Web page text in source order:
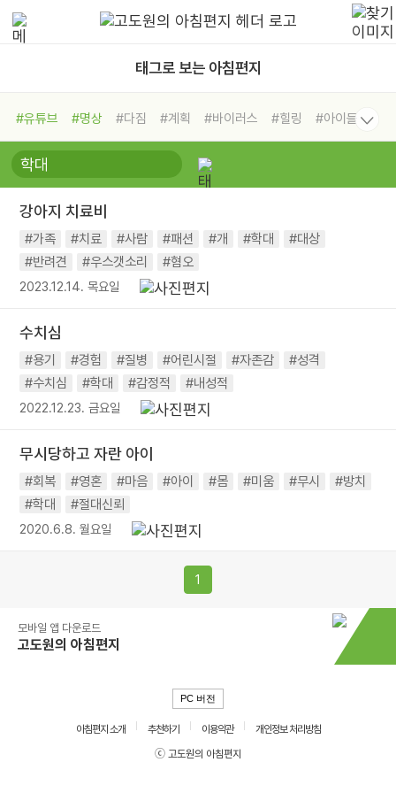
태그로 보는 아침편지
#유튜브 #명상 #다짐 #계획 #바이러스 #힐링
#아이들
#비전캠프
#독서캠프 #삶
#희망
#나눔 #친구 #링컨학교
#독서
#건강
강아지 치료비
#가족 #치료 #사람 #패션 #개 #학대
#대상
#반려견
#우스갯소리 #혐오
2023.12.14. 목요일
수치심
#용기 #경험 #질병 #어린시절 #자존감
#성격
#수치심
#학대 #감정적 #내성적
2022.12.23. 금요일
무시당하고 자란 아이
#회복 #영혼 #마음 #아이 #몸 #미움 #무시
#방치
#학대
#절대신뢰
2020.6.8. 월요일
1
모바일 앱 다운로드
고도원의 아침편지
PC 버전
아침편지 소개 추천하기 이용약관
개인정보 처리방침
ⓒ 고도원의 아침편지